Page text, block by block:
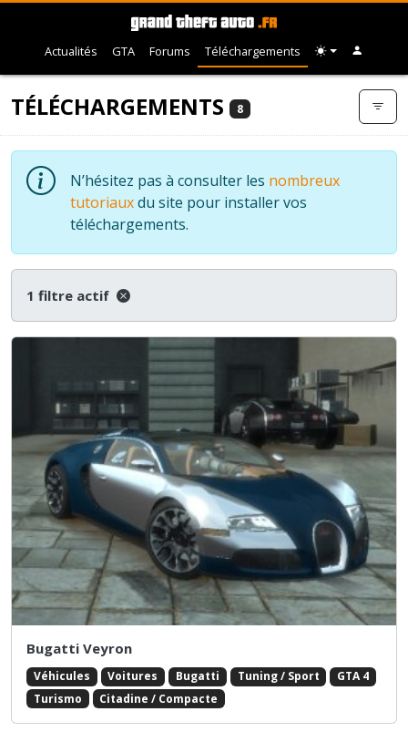
Actualités GTA Forums Téléchargements
TÉLÉCHARGEMENTS 8
N’hésitez pas à consulter les nombreux
tutoriauxdu site pour installer vos
téléchargements.
1 filtre actif
Bugatti Veyron
Véhicules Voitures Bugatti Tuning / Sport
GTA 4
Turismo
Citadine / Compacte